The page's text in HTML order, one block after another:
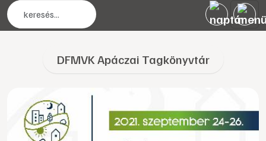
DFMVK Apáczai Tagkönyvtár